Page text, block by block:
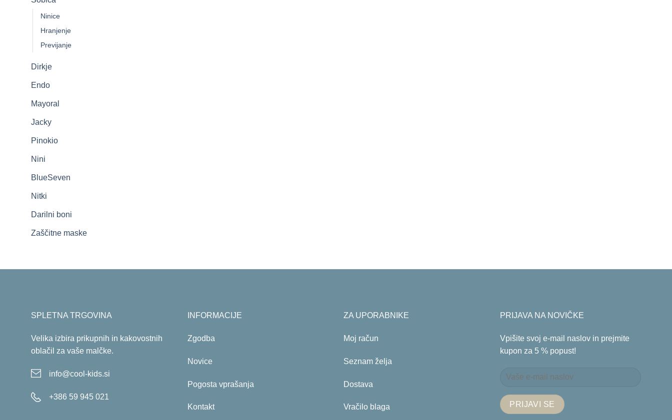
Ninice
Hranjenje
Previjanje
Dirkje
Endo
Mayoral
Jacky
Pinokio
Nini
BlueSeven
Nitki
Darilni boni
Zaščitne maske
SPLETNA TRGOVINA
Velika izbira prikupnih in kakovostnih
oblačil za vaše malčke.
info@cool-kids.si
+386 59 945 021
INFORMACIJE
Zgodba
Novice
Pogosta vprašanja
Kontakt
ZA UPORABNIKE
Moj račun
Seznam želja
Dostava
Vračilo blaga
PRIJAVA NA NOVIČKE
Vpišite svoj e-mail naslov in prejmite
kupon za 5 % popust!